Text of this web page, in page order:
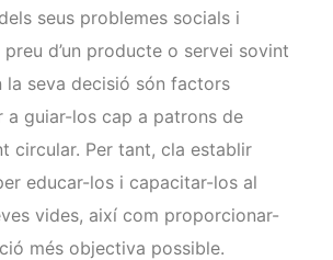
seus problemes socials i
d’un producte o servei sovint
la seva decisió són factors
a guiar-los cap a patrons de
circular. Per tant, cla establir
educar-los i capacitar-los al
vides, així com proporcionar-
més objectiva possible.